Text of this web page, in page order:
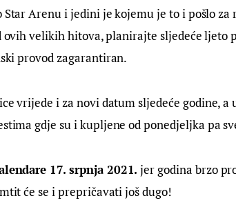
Star Arenu i jedini je kojemu je to i pošlo
velikih hitova, planirajte sljedeće ljeto
provod zagarantiran.
vrijede i za novi datum sljedeće godine,
gdje su i kupljene od ponedjeljka pa
17. srpnja 2021. jer godina brzo
će se i prepričavati još dugo!